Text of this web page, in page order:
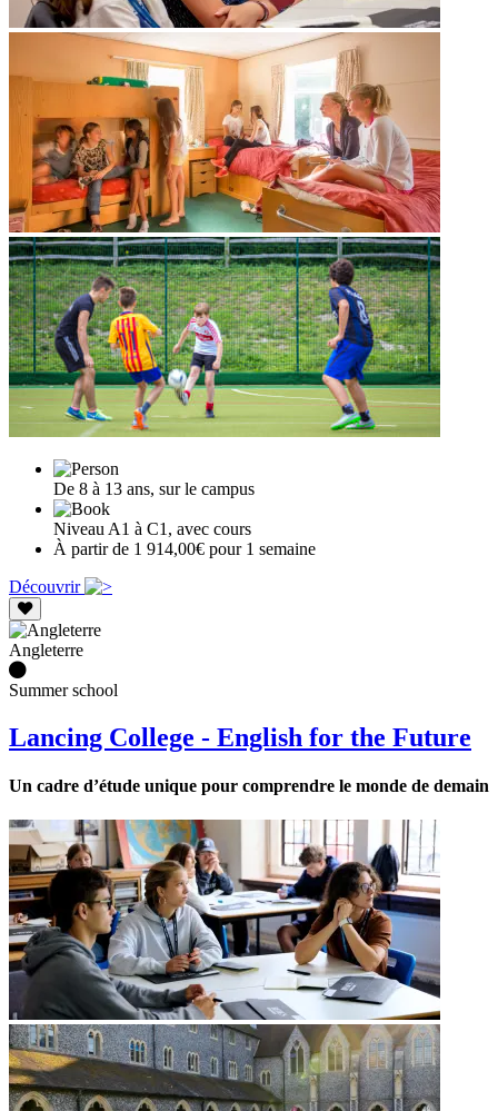
De 8 à 13 ans, sur le campus
Niveau A1 à C1, avec cours
À partir de 1 914,00€ pour 1 semaine
Découvrir
Angleterre
Summer school
Lancing College - English for the Future
Un cadre d’étude unique pour comprendre le monde de demain